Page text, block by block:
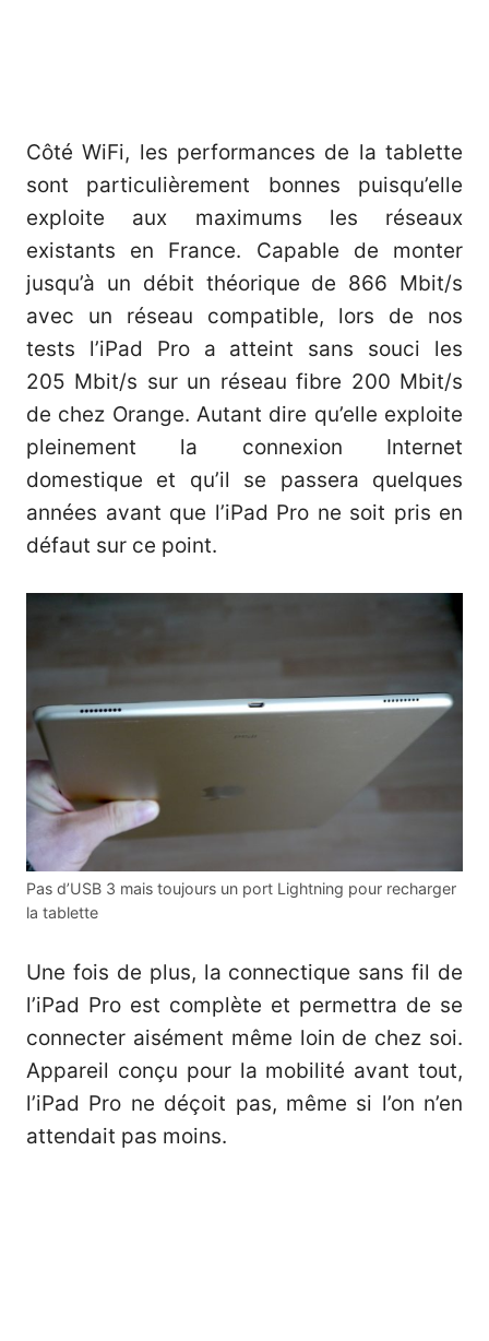
Côté WiFi, les performances de la tablette
sont particulièrement bonnes puisqu’elle
exploite aux maximums les réseaux
existants en France. Capable de monter
jusqu’à un débit théorique de 866 Mbit/s
avec un réseau compatible, lors de nos
tests l’iPad Pro a atteint sans souci les
205 Mbit/s sur un réseau fibre 200 Mbit/s
de chez Orange. Autant dire qu’elle exploite
pleinement la connexion Internet
domestique et qu’il se passera quelques
années avant que l’iPad Pro ne soit pris en
défaut sur ce point.
Pas d’USB 3 mais toujours un port Lightning pour recharger
la tablette
Une fois de plus, la connectique sans fil de
l’iPad Pro est complète et permettra de se
connecter aisément même loin de chez soi.
Appareil conçu pour la mobilité avant tout,
l’iPad Pro ne déçoit pas, même si l’on n’en
attendait pas moins.